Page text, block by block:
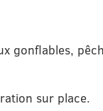
gonflables,
sur place.